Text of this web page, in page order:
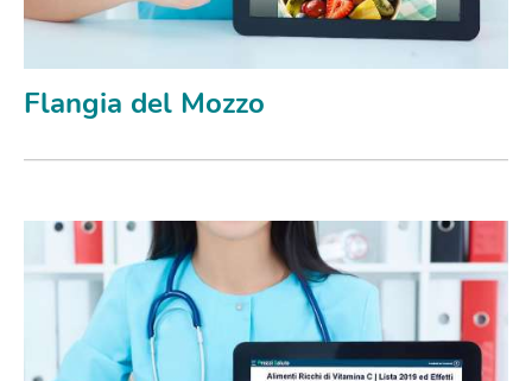
Flangia del Mozzo